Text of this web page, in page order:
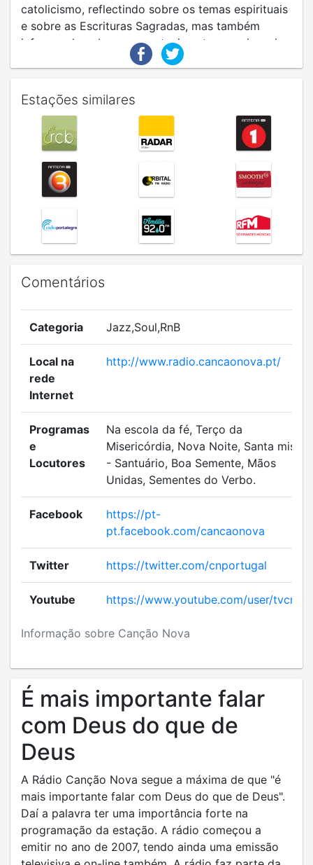
catolicismo, reflectindo sobre os temas espirituais
e sobre as Escrituras Sagradas, mas também
informando sobre os acontecimentos gerais mais
importantes do globo. Todo o pessoal da rádio
Estações similares
Comentários
Informação sobre Canção Nova
Categoria Jazz,Soul,RnB
Local na
rede
Internet
http://www.radio.cancaonova.pt/
Programas
e
Locutores
Na escola da fé, Terço da
Misericórdia, Nova Noite, Santa missa
- Santuário, Boa Semente, Mãos
Unidas, Sementes do Verbo.
Facebook
https://pt-
pt.facebook.com/cancaonova
Twitter https://twitter.com/cnportugal
Youtube https://www.youtube.com/user/tvcnpt
É mais importante falar
com Deus do que de
Deus
A Rádio Canção Nova segue a máxima de que "é
mais importante falar com Deus do que de Deus".
Daí a palavra ter uma importância forte na
programação da estação. A rádio começou a
emitir no ano de 2007, tendo ainda uma emissão